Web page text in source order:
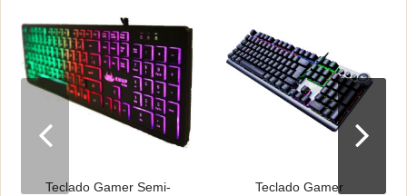
Teclado Gamer Semi-
Teclado Gamer